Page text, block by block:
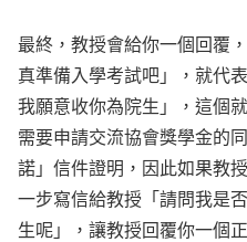
最終，教授會給你一個回覆
真準備入學考試吧」，就代
我願意收你為院生」，這個
需要申請交流協會獎學金的
諾」信件證明，因此如果教
一步寫信給教授「請問我是
生呢」，讓教授回覆你一個